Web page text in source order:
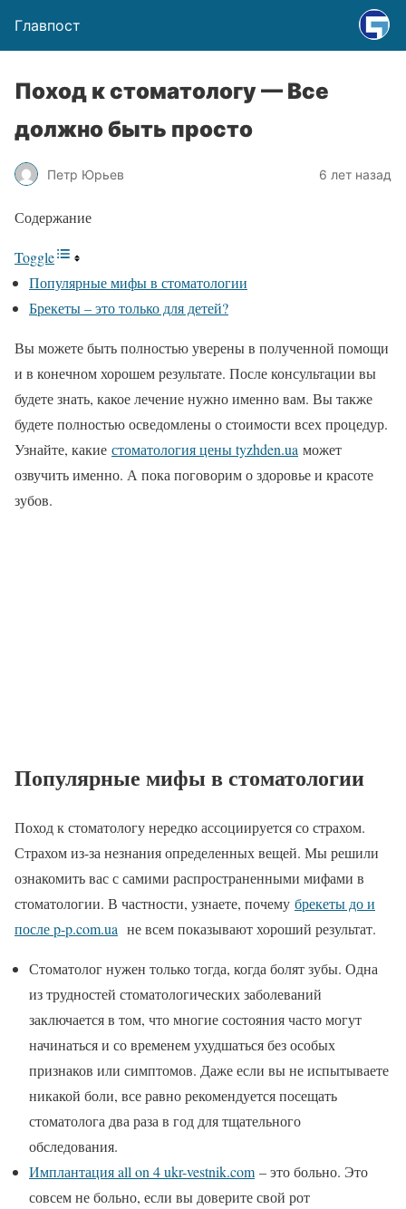
Главпост
Поход к стоматологу — Все
должно быть просто
Петр Юрьев 6 лет назад
Содержание
Toggle
Популярные мифы в стоматологии
Брекеты – это только для детей?
Вы можете быть полностью уверены в полученной помощи
и в конечном хорошем результате. После консультации вы
будете знать, какое лечение нужно именно вам. Вы также
будете полностью осведомлены о стоимости всех процедур.
Узнайте, какие стоматология цены tyzhden.ua может
озвучить именно. А пока поговорим о здоровье и красоте
зубов.
Популярные мифы в стоматологии
Поход к стоматологу нередко ассоциируется со страхом.
Страхом из-за незнания определенных вещей. Мы решили
ознакомить вас с самими распространенными мифами в
стоматологии. В частности, узнаете, почему брекеты до и
после p-p.com.ua не всем показывают хороший результат.
Стоматолог нужен только тогда, когда болят зубы. Одна
из трудностей стоматологических заболеваний
заключается в том, что многие состояния часто могут
начинаться и со временем ухудшаться без особых
признаков или симптомов. Даже если вы не испытываете
никакой боли, все равно рекомендуется посещать
стоматолога два раза в год для тщательного
обследования.
Имплантация all on 4 ukr-vestnik.com – это больно. Это
совсем не больно, если вы доверите свой рот